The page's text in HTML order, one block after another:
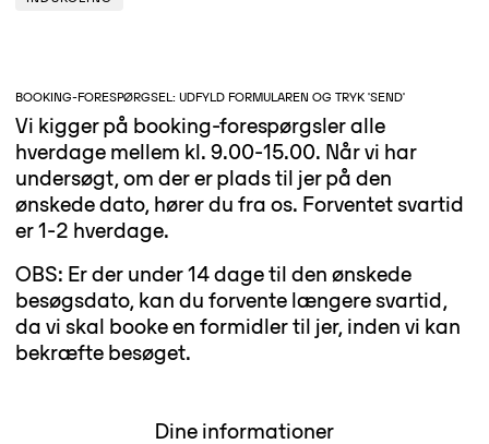
BOOKING-FORESPØRGSEL: UDFYLD FORMULAREN OG TRYK 'SEND'
Vi kigger på booking-forespørgsler alle
hverdage mellem kl. 9.00-15.00. Når vi har
undersøgt, om der er plads til jer på den
ønskede dato, hører du fra os. Forventet svartid
er 1-2 hverdage.
OBS: Er der under 14 dage til den ønskede
besøgsdato, kan du forvente længere svartid,
da vi skal booke en formidler til jer, inden vi kan
bekræfte besøget.
Dine informationer